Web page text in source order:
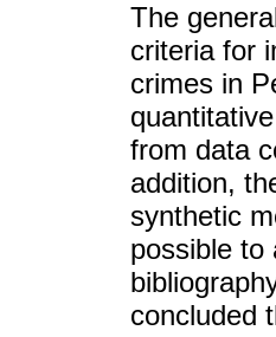
The
criteria for
crimes in
from data
addition,
synthetic
possible to
concluded